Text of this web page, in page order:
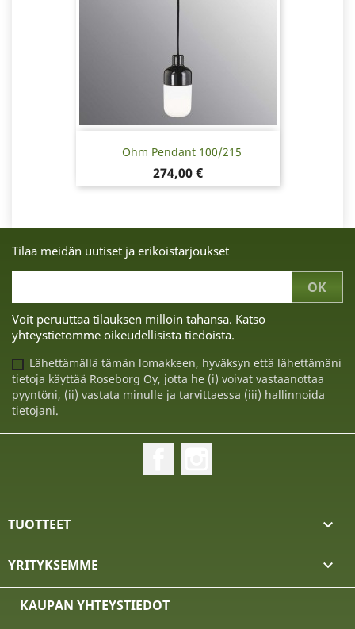
Ohm Pendant 100/215
Hinta
274,00 €
Tilaa meidän uutiset ja erikoistarjoukset
Voit peruuttaa tilauksen milloin tahansa. Katso
yhteystietomme oikeudellisista tiedoista.
Lähettämällä tämän lomakkeen, hyväksyn että lähettämäni
tietoja käyttää Roseborg Oy, jotta he (i) voivat vastaanottaa
pyyntöni, (ii) vastata minulle ja tarvittaessa (iii) hallinnoida
tietojani.
TUOTTEET 
YRITYKSEMME 
KAUPAN YHTEYSTIEDOT